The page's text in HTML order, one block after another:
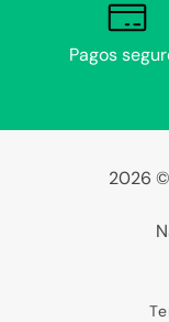
Pagos
2026